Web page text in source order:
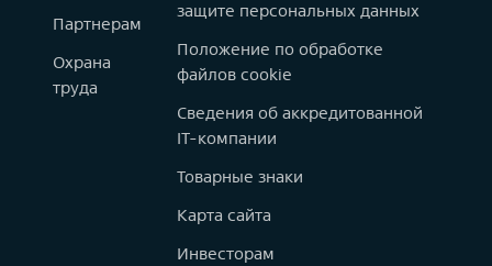
Партнерам
Охрана
труда
защите персональных данных
Положение по обработке
файлов cookie
Сведения об аккредитованной
IT-компании
Товарные знаки
Карта сайта
Инвесторам